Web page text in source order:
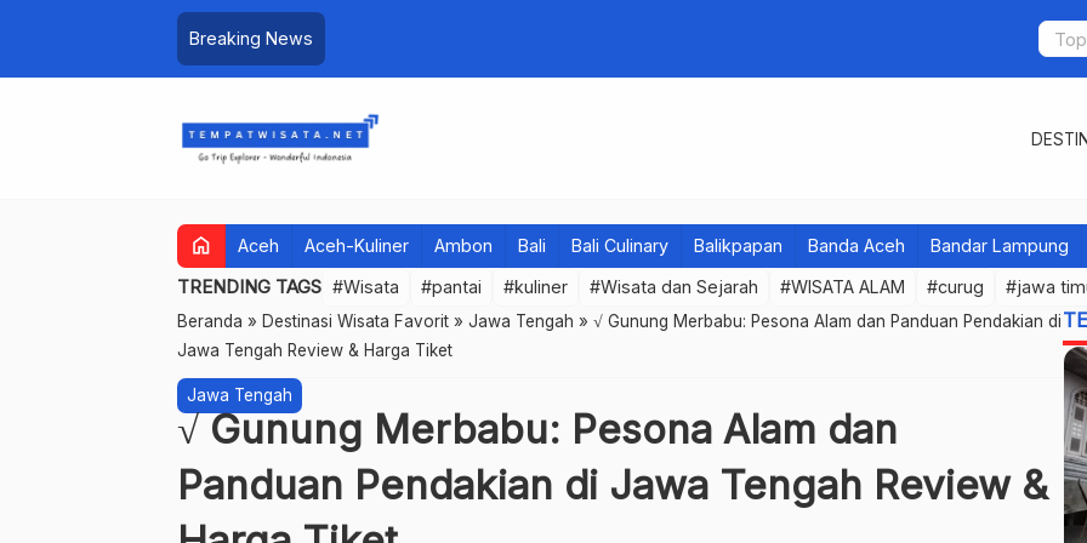
Breaking News
home Aceh Aceh-Kuliner Ambon Bali Bali Culinary Balikpapan Banda Aceh Bandar Lampung
TRENDING TAGS #Wisata #pantai #kuliner #Wisata dan Sejarah #WISATA ALAM #curug #jawa
Beranda » Destinasi Wisata Favorit » Jawa Tengah » √ Gunung Merbabu: Pesona Alam dan Panduan Pendakian di
Jawa Tengah Review & Harga Tiket
Jawa Tengah
√ Gunung Merbabu: Pesona Alam dan
Panduan Pendakian di Jawa Tengah Review &